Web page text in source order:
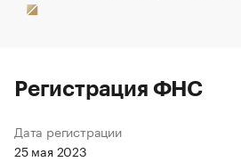
Регистрация ФНС
Дата регистрации
25 мая 2023